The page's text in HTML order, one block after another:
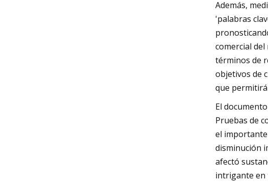
Además,
'palabras
comercial del
términos de
objetivos de
que
El
Pruebas de
el
disminución
afectó
intrigante en